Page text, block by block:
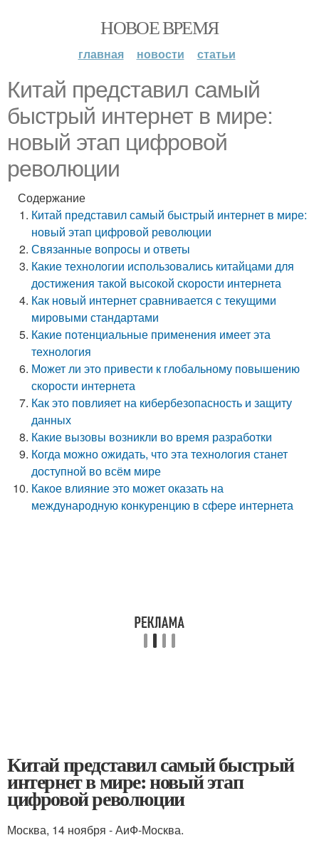
НОВОЕ ВРЕМЯ
главная новости статьи
Китай представил самый
быстрый интернет в мире:
новый этап цифровой
революции
Содержание
Китай представил самый быстрый интернет в мире:
новый этап цифровой революции
Связанные вопросы и ответы
Какие технологии использовались китайцами для
достижения такой высокой скорости интернета
Как новый интернет сравнивается с текущими
мировыми стандартами
Какие потенциальные применения имеет эта
технология
Может ли это привести к глобальному повышению
скорости интернета
Как это повлияет на кибербезопасность и защиту
данных
Какие вызовы возникли во время разработки
Когда можно ожидать, что эта технология станет
доступной во всём мире
Какое влияние это может оказать на
международную конкуренцию в сфере интернета
Китай представил самый быстрый
интернет в мире: новый этап
цифровой революции
Москва, 14 ноября - АиФ-Москва.